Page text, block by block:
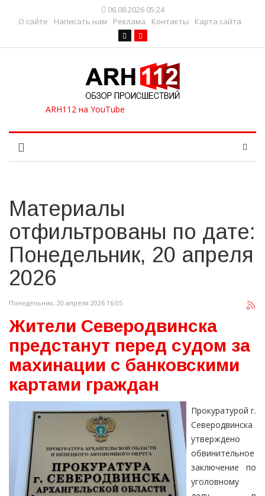
06.08.2026 05:24
О сайте
Написать нам Реклама Контакты Карта сайта
Материалы
отфильтрованы по дате:
Понедельник, 20 апреля
2026
Понедельник, 20 апреля 2026 16:05
Жители Северодвинска
предстанут перед судом за
махинации с банковскими
картами граждан
Прокуратурой г.
Северодвинска
утверждено
обвинительное
заключение по
уголовному